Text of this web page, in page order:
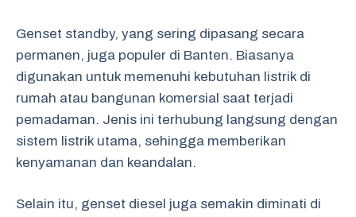
Genset standby, yang sering dipasang secara
permanen, juga populer di Banten. Biasanya
digunakan untuk memenuhi kebutuhan listrik di
rumah atau bangunan komersial saat terjadi
pemadaman. Jenis ini terhubung langsung dengan
sistem listrik utama, sehingga memberikan
kenyamanan dan keandalan.
Selain itu, genset diesel juga semakin diminati di